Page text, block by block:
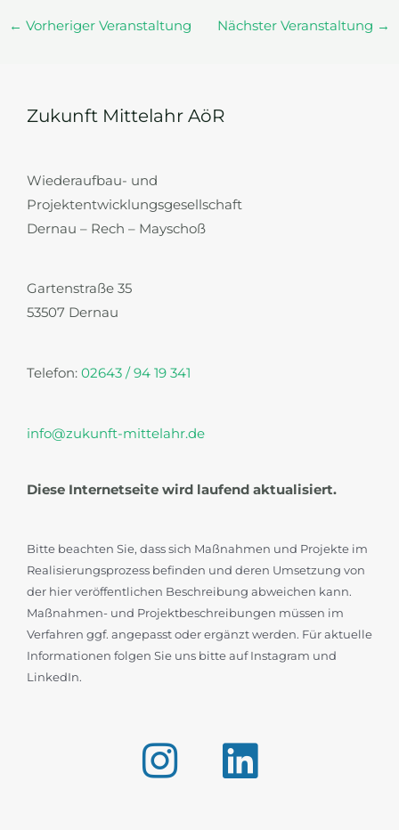
← Vorheriger Veranstaltung Nächster Veranstaltung →
Zukunft Mittelahr AöR
Wiederaufbau- und
Projektentwicklungsgesellschaft
Dernau – Rech – Mayschoß
Gartenstraße 35
53507 Dernau
Telefon: 02643 / 94 19 341
info@zukunft-mittelahr.de
Diese Internetseite wird laufend aktualisiert.
Bitte beachten Sie, dass sich Maßnahmen und Projekte im
Realisierungsprozess befinden und deren Umsetzung von
der hier veröffentlichen Beschreibung abweichen kann.
Maßnahmen- und Projektbeschreibungen müssen im
Verfahren ggf. angepasst oder ergänzt werden. Für aktuelle
Informationen folgen Sie uns bitte auf Instagram und
LinkedIn.